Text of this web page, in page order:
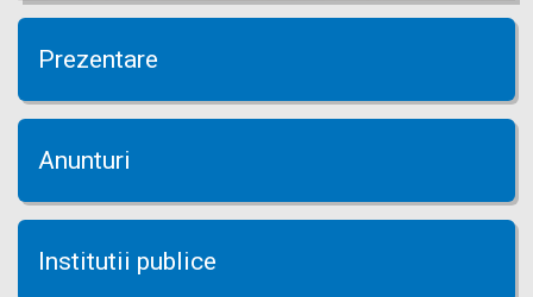
Prezentare
Anunturi
Institutii publice